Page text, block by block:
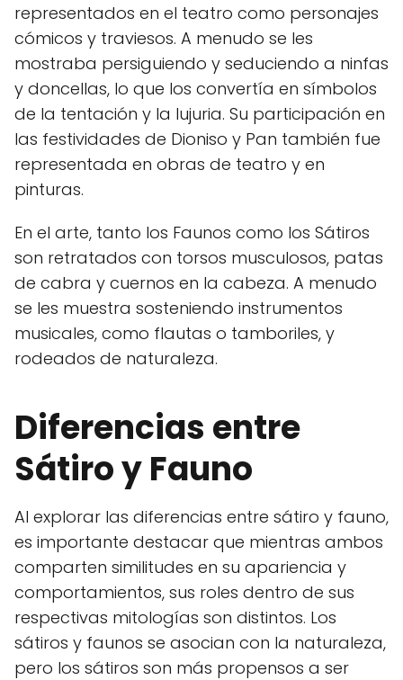
representados en el teatro como personajes
cómicos y traviesos. A menudo se les
mostraba persiguiendo y seduciendo a ninfas
y doncellas, lo que los convertía en símbolos
de la tentación y la lujuria. Su participación en
las festividades de Dioniso y Pan también fue
representada en obras de teatro y en
pinturas.
En el arte, tanto los Faunos como los Sátiros
son retratados con torsos musculosos, patas
de cabra y cuernos en la cabeza. A menudo
se les muestra sosteniendo instrumentos
musicales, como flautas o tamboriles, y
rodeados de naturaleza.
Diferencias entre
Sátiro y Fauno
Al explorar las diferencias entre sátiro y fauno,
es importante destacar que mientras ambos
comparten similitudes en su apariencia y
comportamientos, sus roles dentro de sus
respectivas mitologías son distintos. Los
sátiros y faunos se asocian con la naturaleza,
pero los sátiros son más propensos a ser